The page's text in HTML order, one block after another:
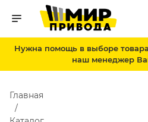
Нужна помощь в выборе
наш менеджер
Главная